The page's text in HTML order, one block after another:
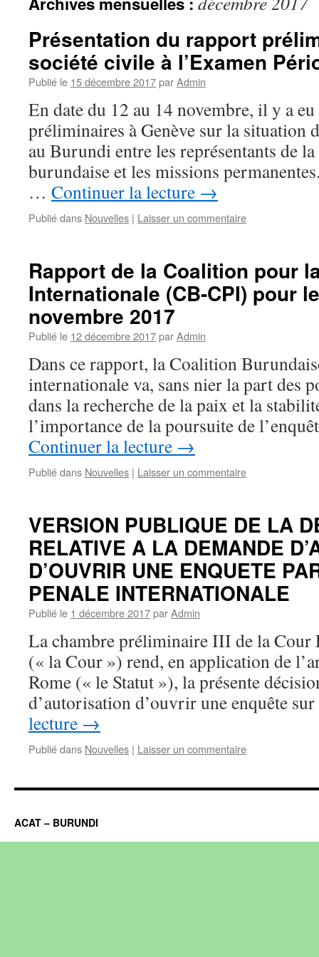
Présentation du rapport
société civile à l’Examen
Publié le 15 décembre 2017parAdmin
En date du 12 au 14 novembre, il y a eu
préliminaires à Genève sur la situation
au Burundi entre les représentants de
burundaise et les missions
… Continuer la lecture →
Publié dans Nouvelles | Laisser un commentaire
Rapport de la Coalition pour
Internationale (CB-CPI) pour
novembre 2017
Publié le 12 décembre 2017parAdmin
Dans ce rapport, la Coalition
internationale va, sans nier la part des
dans la recherche de la paix et la
l’importance de la poursuite de
Continuer la lecture →
Publié dans Nouvelles | Laisser un commentaire
VERSION PUBLIQUE DE LA
RELATIVE A LA DEMANDE
D’OUVRIR UNE ENQUETE
PENALE INTERNATIONALE
Publié le 1 décembre 2017parAdmin
La chambre préliminaire III de la Cour
(« la Cour ») rend, en application de
Rome (« le Statut »), la présente
d’autorisation d’ouvrir une enquête
lecture →
Publié dans Nouvelles | Laisser un commentaire
ACAT – BURUNDI